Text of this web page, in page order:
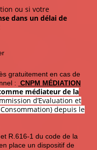
ou si votre
dans un délai de
gratuitement en cas de
: CNPM MÉDIATION
médiateur de la
d’Evaluation et
depuis le
R.616-1 du code de la
place un dispositif de